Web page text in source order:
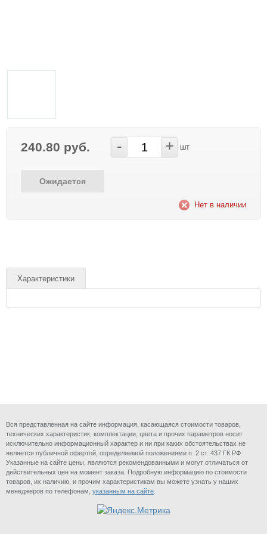
240.80 руб. - + шт
Ожидается
Нет в наличии
Характеристики
Вся представленная на сайте информация, касающаяся стоимости товаров,
технических характеристик, комплектации, цвета и прочих параметров носит
исключительно информационный характер и ни при каких обстоятельствах не
является публичной офертой, определяемой положениями п. 2 ст. 437 ГК РФ.
Указанные на сайте цены, являются рекомендованными и могут отличаться от
действительных цен на момент заказа. Подробную информацию по стоимости
товаров, их наличию, и прочим характеристикам вы можете узнать у наших
менеджеров по телефонам, указанным на сайте